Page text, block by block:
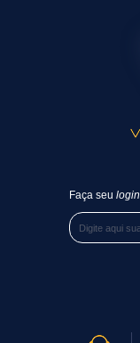
Faça seu login